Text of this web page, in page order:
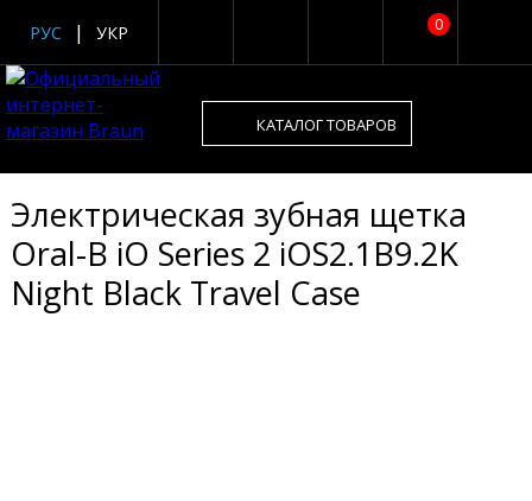
0
РУС УКР
КАТАЛОГ ТОВАРОВ
Электрическая зубная щетка
Oral-B iO Series 2 iOS2.1B9.2K
Night Black Travel Case